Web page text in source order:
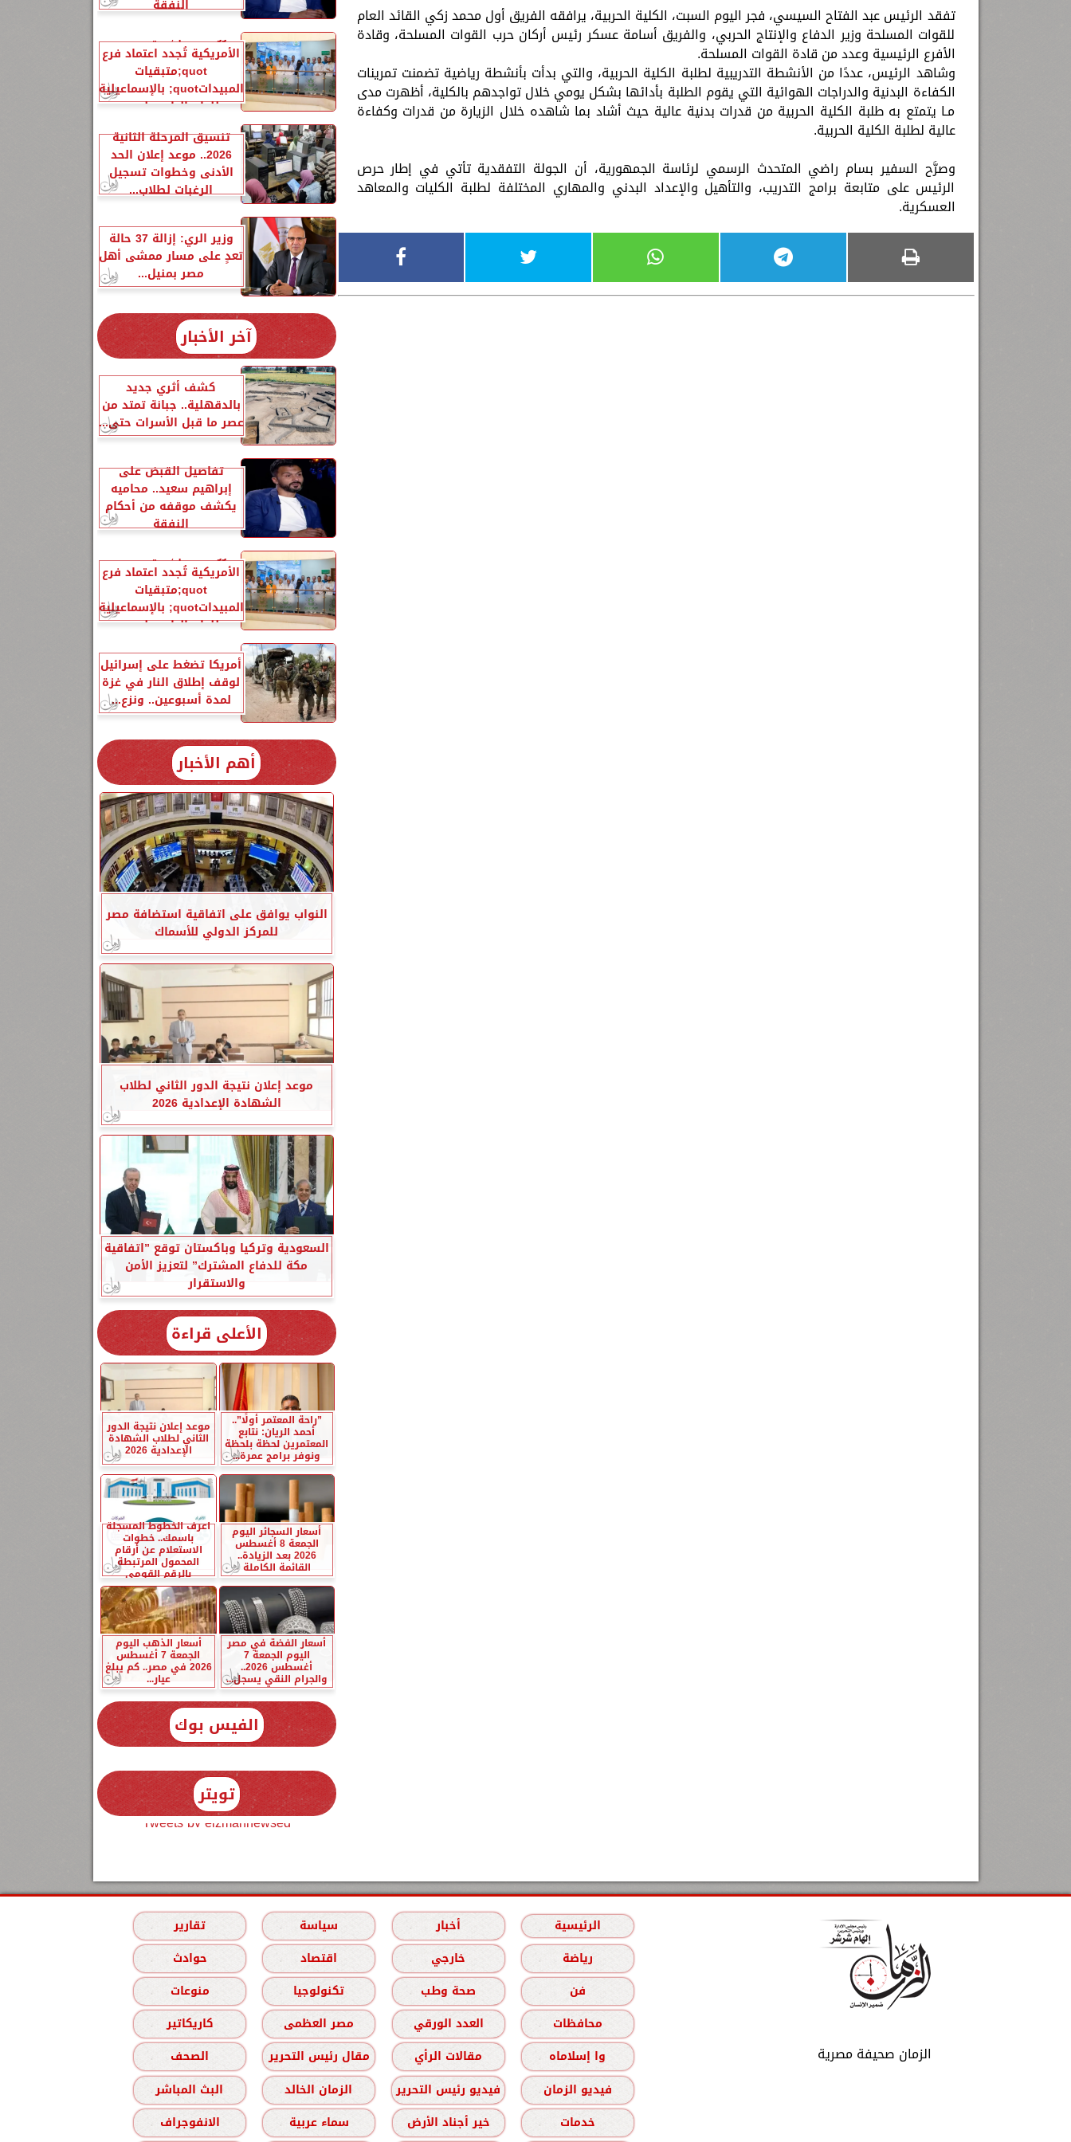
تفقد الرئيس عبد الفتاح السيسي، فجر اليوم السبت، الكلية الحربية، يرافقه الفريق أول محمد زكي القائد العام
للقوات المسلحة وزير الدفاع والإنتاج الحربي، والفريق أسامة عسكر رئيس أركان حرب القوات المسلحة، وقادة
الأفرع الرئيسية وعدد من قادة القوات المسلحة.
وشاهد الرئيس، عددًا من الأنشطة التدريبية لطلبة الكلية الحربية، والتي بدأت بأنشطة رياضية تضمنت تمرينات
الكفاءة البدنية والدراجات الهوائية التي يقوم الطلبة بأدائها بشكل يومي خلال تواجدهم بالكلية، أظهرت مدى
مـا يتمتع به طلبة الكلية الحربية من قدرات بدنية عالية حيث أشاد بما شاهده خلال الزيارة من قدرات وكفاءة
عالية لطلبة الكلية الحربية.
وصرَّح السفير بسام راضي المتحدث الرسمي لرئاسة الجمهورية، أن الجولة التفقدية تأتي في إطار حرص
الرئيس على متابعة برامج التدريب، والتأهيل والإعداد البدني والمهاري المختلفة لطلبة الكليات والمعاهد
العسكرية.
النفقة
الزراعةquot;:هيئة A2LA
الأمريكية تُجدد اعتماد فرع
quot;متبقيات
المبيداتquot; بالإسماعيلية
للعام الرابع على...
تنسيق المرحلة الثانية
2026.. موعد إعلان الحد
الأدنى وخطوات تسجيل
الرغبات لطلاب...
وزير الري: إزالة 37 حالة
تعدٍ على مسار ممشى أهل
مصر بمنيل...
آخر الأخبار
كشف أثري جديد
بالدقهلية.. جبانة تمتد من
عصر ما قبل الأسرات حتى...
تفاصيل القبض على
إبراهيم سعيد.. محاميه
يكشف موقفه من أحكام
النفقة
الزراعةquot;:هيئة A2LA
الأمريكية تُجدد اعتماد فرع
quot;متبقيات
المبيداتquot; بالإسماعيلية
للعام الرابع على...
أمريكا تضغط على إسرائيل
لوقف إطلاق النار في غزة
لمدة أسبوعين.. ونزع...
أهم الأخبار
النواب يوافق على اتفاقية استضافة مصر
للمركز الدولي للأسماك
موعد إعلان نتيجة الدور الثاني لطلاب
الشهادة الإعدادية 2026
السعودية وتركيا وباكستان توقع ”اتفاقية
مكة للدفاع المشترك” لتعزيز الأمن
والاستقرار
الأعلى قراءة
”راحة المعتمر أولًا”..
أحمد الريان: نتابع
المعتمرين لحظة بلحظة
ونوفر برامج عمرة...
موعد إعلان نتيجة الدور
الثاني لطلاب الشهادة
الإعدادية 2026
أسعار السجائر اليوم
الجمعة 8 أغسطس
2026 بعد الزيادة..
القائمة الكاملة
اعرف الخطوط المسجلة
باسمك.. خطوات
الاستعلام عن أرقام
المحمول المرتبطة
بالرقم القومي
أسعار الفضة في مصر
اليوم الجمعة 7
أغسطس 2026..
والجرام النقي يسجل...
أسعار الذهب اليوم
الجمعة 7 أغسطس
2026 في مصر.. كم يبلغ
عيار...
الفيس بوك
تويتر
Tweets by elzmannewseg
الزمان صحيفة مصرية
الرئيسية أخبار سياسة
تقارير
رياضة
خارجي اقتصاد
حوادث
فن
صحة وطب تكنولوجيا
منوعات
محافظات
العدد الورقي مصر العظمى
كاريكاتير
وا إسلاماه
مقالات الرأي مقال رئيس التحرير
الصحف
فيديو الزمان
فيديو رئيس التحرير الزمان الخالد
البث المباشر
خدمات
خير أجناد الأرض سماء عربية الانفوجراف